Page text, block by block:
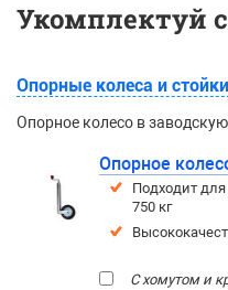
Укомплектуй
Опорные колеса и стойки
Опорное колесо в
Опорное
Подходит
750 кг
С хомутом и